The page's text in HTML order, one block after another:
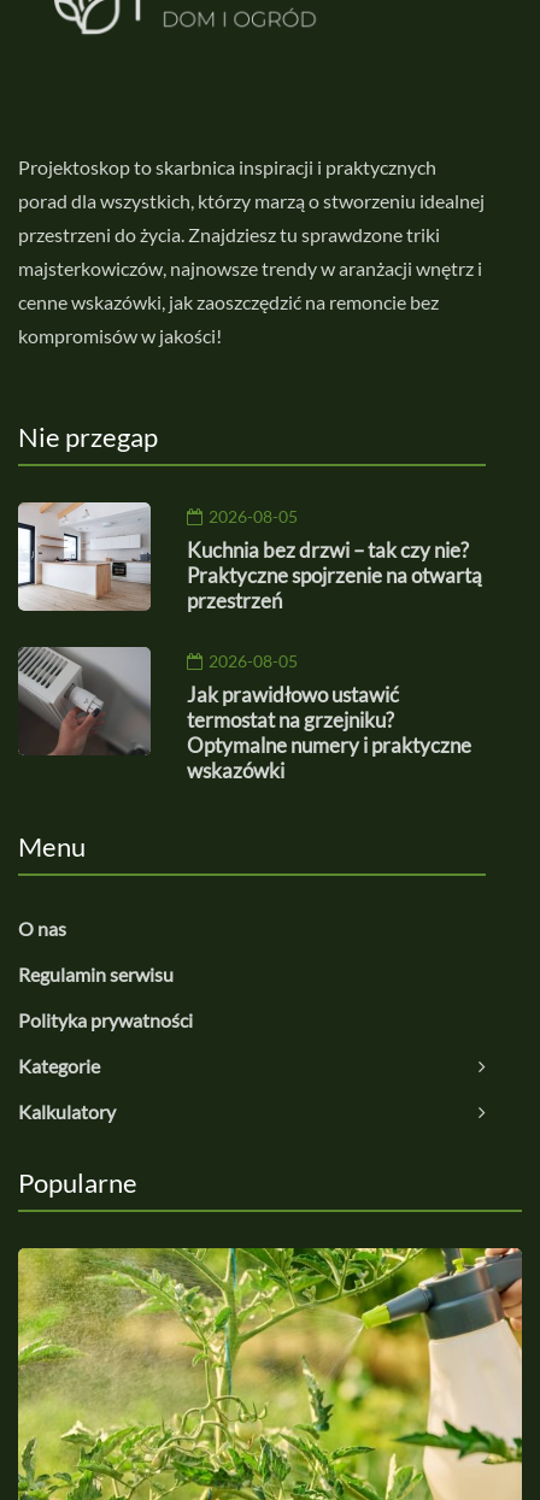
Projektoskop to skarbnica inspiracji i praktycznych
porad dla wszystkich, którzy marzą o stworzeniu idealnej
przestrzeni do życia. Znajdziesz tu sprawdzone triki
majsterkowiczów, najnowsze trendy w aranżacji wnętrz i
cenne wskazówki, jak zaoszczędzić na remoncie bez
kompromisów w jakości!
Nie przegap
2026-08-05
Kuchnia bez drzwi – tak czy nie?
Praktyczne spojrzenie na otwartą
przestrzeń
2026-08-05
Jak prawidłowo ustawić
termostat na grzejniku?
Optymalne numery i praktyczne
wskazówki
Menu
O nas
Regulamin serwisu
Polityka prywatności
Kategorie
Kalkulatory
Popularne